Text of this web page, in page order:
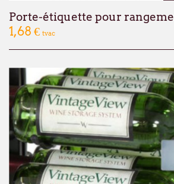
Porte-étiquette pour
1,68 € tvac